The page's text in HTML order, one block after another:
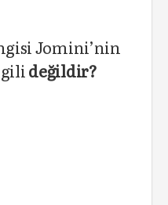
Jomini’nin
değildir?